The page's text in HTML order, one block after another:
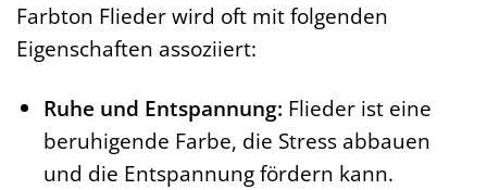
Farbton Flieder wird oft mit folgenden
Eigenschaften assoziiert:
Ruhe und Entspannung: Flieder ist eine
beruhigende Farbe, die Stress abbauen
und die Entspannung fördern kann.